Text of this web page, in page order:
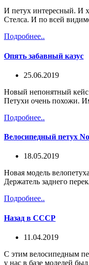
И петух интересный. И
Стелса. И по всей
Подробнее..
Опять забавный казус
25.06.2019
Новый непонятный кейс
Петухи очень похожи.
Подробнее..
Велосипедный петух
18.05.2019
Новая модель
Держатель заднего
Подробнее..
Назад в СССР
11.04.2019
C этим велосипедным
у нас в базе моделей